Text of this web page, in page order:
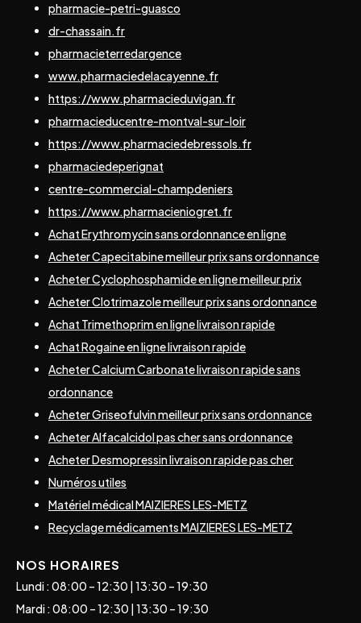
pharmacie-petri-guasco
dr-chassain.fr
pharmacieterredargence
www.pharmaciedelacayenne.fr
https://www.pharmacieduvigan.fr
pharmacieducentre-montval-sur-loir
https://www.pharmaciedebressols.fr
pharmaciedeperignat
centre-commercial-champdeniers
https://www.pharmacieniogret.fr
Achat Erythromycin sans ordonnance en ligne
Acheter Capecitabine meilleur prix sans ordonnance
Acheter Cyclophosphamide en ligne meilleur prix
Acheter Clotrimazole meilleur prix sans ordonnance
Achat Trimethoprim en ligne livraison rapide
Achat Rogaine en ligne livraison rapide
Acheter Calcium Carbonate livraison rapide sans
ordonnance
Acheter Griseofulvin meilleur prix sans ordonnance
Acheter Alfacalcidol pas cher sans ordonnance
Acheter Desmopressin livraison rapide pas cher
Numéros utiles
Matériel médical MAIZIERES LES-METZ
Recyclage médicaments MAIZIERES LES-METZ
NOS HORAIRES
Lundi : 08:00 – 12:30 | 13:30 – 19:30
Mardi : 08:00 – 12:30 | 13:30 – 19:30